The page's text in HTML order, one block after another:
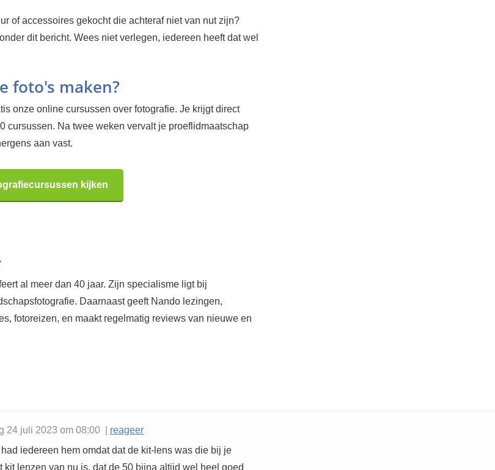
of accessoires gekocht die achteraf niet van nut zijn?
dit bericht. Wees niet verlegen, iedereen heeft dat wel
foto's maken?
onze online cursussen over fotografie. Je krijgt direct
cursussen. Na twee weken vervalt je proeflidmaatschap
aan vast.
kijken
al meer dan 40 jaar. Zijn specialisme ligt bij
Daarnaast geeft Nando lezingen,
fotoreizen, en maakt regelmatig reviews van nieuwe en
24 juli 2023 om 08:00 | reageer
iedereen hem omdat dat de kit-lens was die bij je
kit lenzen van nu is, dat de 50 bijna altijd wel heel goed